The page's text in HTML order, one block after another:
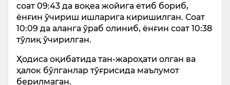
соат 09:43 да воқеа жойига етиб бориб,
ёнғин ўчириш ишларига киришилган. Соат
10:09 да аланга ўраб олиниб, ёнғин соат 10:38
тўлиқ ўчирилган.
Ҳодиса оқибатида тан-жароҳати олган ва
ҳалок бўлганлар тўғрисида маълумот
берилмаган.